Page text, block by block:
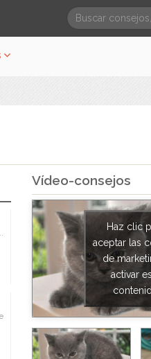
Vídeo-consejos
Haz clic
aceptar las
de
activar